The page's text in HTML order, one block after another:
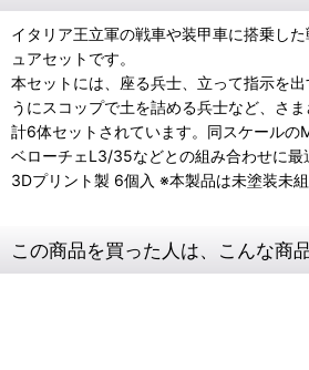
イタリア王立軍の戦車や装甲車に搭乗し
ュアセットです。
本セットには、座る兵士、立って指示を
うにスコップで土を詰める兵士など、さ
計6体セットされています。同スケールの
ベローチェL3/35などとの組み合わせに最
3Dプリント製 6個入 ※本製品は未塗装未組
この商品を買った人は、こんな商